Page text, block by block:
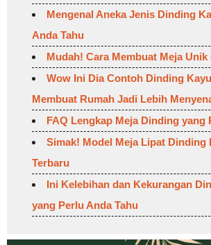
Mengenal Aneka Jenis Dinding
Anda Tahu
Mudah! Cara Membuat Meja
Wow Ini Dia Contoh Dinding
Membuat Rumah Jadi Lebih
FAQ Lengkap Meja Dinding yang
Simak! Model Meja Lipat Dinding
Terbaru
Ini Kelebihan dan Kekurangan
yang Perlu Anda Tahu